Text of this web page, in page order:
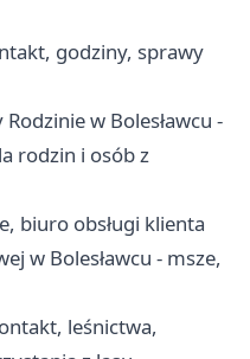
godziny, sprawy
w Bolesławcu -
rodzin i osób z
biuro obsługi klienta
w Bolesławcu - msze,
leśnictwa,